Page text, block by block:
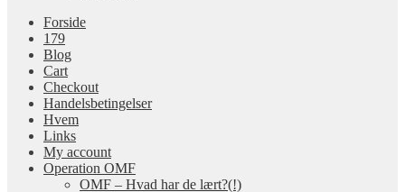
Forside
179
Blog
Cart
Checkout
Handelsbetingelser
Hvem
Links
My account
Operation OMF
OMF – Hvad har de lært?(!)